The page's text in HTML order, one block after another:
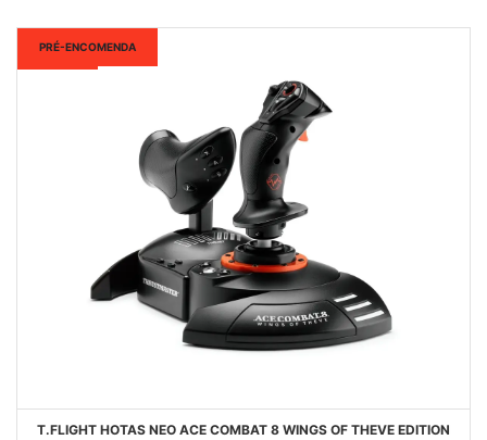
Novo
PRÉ-ENCOMENDA
T.FLIGHT HOTAS NEO ACE COMBAT 8 WINGS OF THEVE EDITION